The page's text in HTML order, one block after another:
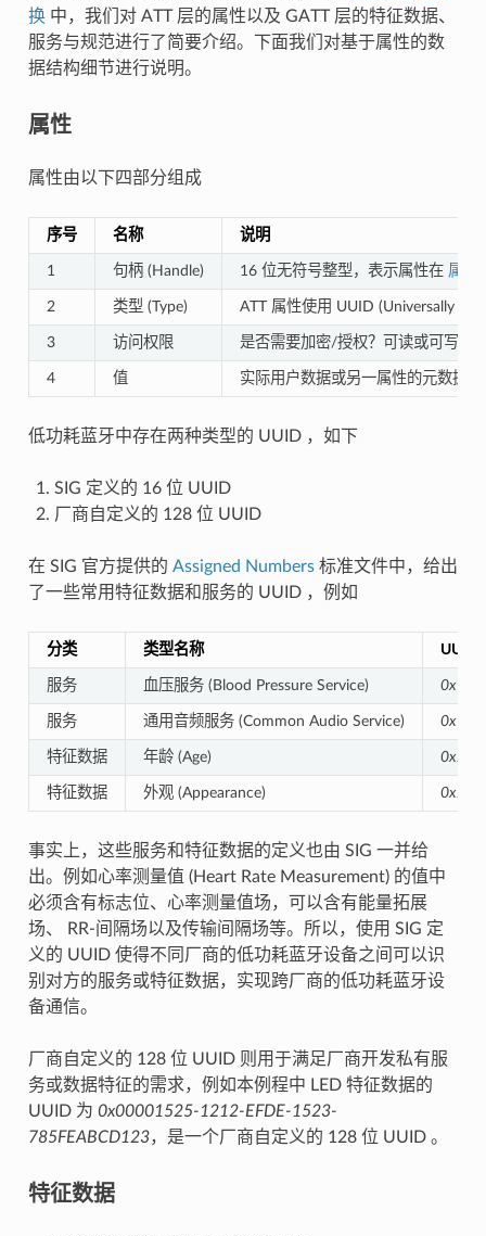
换中，我们对 ATT 层的属性以及 GATT 层的特征数据、
服务与规范进行了简要介绍。下面我们对基于属性的数
据结构细节进行说明。
属性
属性由以下四部分组成
序号 名称 说明
1 句柄 (Handle) 16 位无符号整型，表示属性在 属性
2 类型 (Type) ATT 属性使用 UUID (Universally
3 访问权限 是否需要加密/授权？可读或可写？
4 值 实际用户数据或另一属性的元数据
低功耗蓝牙中存在两种类型的 UUID ，如下
SIG 定义的 16 位 UUID
厂商自定义的 128 位 UUID
在 SIG 官方提供的 Assigned Numbers标准文件中，给出
了一些常用特征数据和服务的 UUID ，例如
分类 类型名称 UUID
服务 血压服务 (Blood Pressure Service)
服务 通用音频服务 (Common Audio Service)
特征数据 年龄 (Age)
特征数据 外观 (Appearance)
事实上，这些服务和特征数据的定义也由 SIG 一并给
出。例如心率测量值 (Heart Rate Measurement) 的值中
必须含有标志位、心率测量值场，可以含有能量拓展
场、 RR-间隔场以及传输间隔场等。所以，使用 SIG 定
义的 UUID 使得不同厂商的低功耗蓝牙设备之间可以识
别对方的服务或特征数据，实现跨厂商的低功耗蓝牙设
备通信。
厂商自定义的 128 位 UUID 则用于满足厂商开发私有服
务或数据特征的需求，例如本例程中 LED 特征数据的
UUID 为 0x00001525-1212-EFDE-1523-
785FEABCD123，是一个厂商自定义的 128 位 UUID 。
特征数据